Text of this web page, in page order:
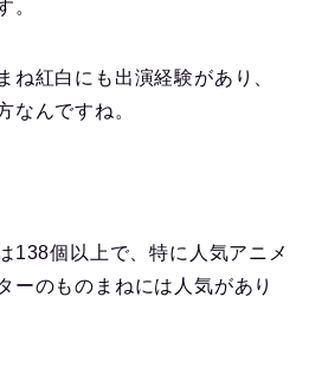
。
ね紅白にも出演経験があり、
なんですね。
138個以上で、特に人気アニメ
ーのものまねには人気があり